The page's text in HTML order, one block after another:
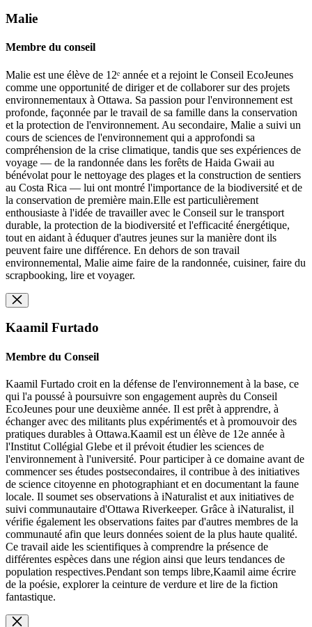
Malie
Membre du conseil
Malie est une élève de 12ᵉ année et a rejoint le Conseil EcoJeunes
comme une opportunité de diriger et de collaborer sur des projets
environnementaux à Ottawa. Sa passion pour l'environnement est
profonde, façonnée par le travail de sa famille dans la conservation
et la protection de l'environnement. Au secondaire, Malie a suivi un
cours de sciences de l'environnement qui a approfondi sa
compréhension de la crise climatique, tandis que ses expériences de
voyage — de la randonnée dans les forêts de Haida Gwaii au
bénévolat pour le nettoyage des plages et la construction de sentiers
au Costa Rica — lui ont montré l'importance de la biodiversité et de
la conservation de première main.Elle est particulièrement
enthousiaste à l'idée de travailler avec le Conseil sur le transport
durable, la protection de la biodiversité et l'efficacité énergétique,
tout en aidant à éduquer d'autres jeunes sur la manière dont ils
peuvent faire une différence. En dehors de son travail
environnemental, Malie aime faire de la randonnée, cuisiner, faire du
scrapbooking, lire et voyager.
Kaamil Furtado
Membre du Conseil
Kaamil Furtado croit en la défense de l'environnement à la base, ce
qui l'a poussé à poursuivre son engagement auprès du Conseil
EcoJeunes pour une deuxième année. Il est prêt à apprendre, à
échanger avec des militants plus expérimentés et à promouvoir des
pratiques durables à Ottawa.Kaamil est un élève de 12e année à
l'Institut Collégial Glebe et il prévoit étudier les sciences de
l'environnement à l'université. Pour participer à ce domaine avant de
commencer ses études postsecondaires, il contribue à des initiatives
de science citoyenne en photographiant et en documentant la faune
locale. Il soumet ses observations à iNaturalist et aux initiatives de
suivi communautaire d'Ottawa Riverkeeper. Grâce à iNaturalist, il
vérifie également les observations faites par d'autres membres de la
communauté afin que leurs données soient de la plus haute qualité.
Ce travail aide les scientifiques à comprendre la présence de
différentes espèces dans une région ainsi que leurs tendances de
population respectives.Pendant son temps libre,Kaamil aime écrire
de la poésie, explorer la ceinture de verdure et lire de la fiction
fantastique.